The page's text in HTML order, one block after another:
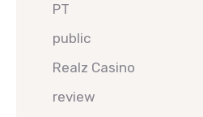
PT
public
Realz Casino
review